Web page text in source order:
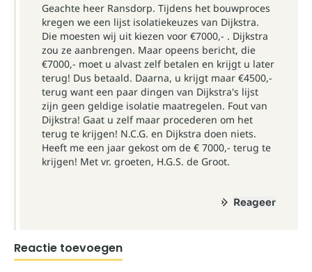
Geachte heer Ransdorp. Tijdens het bouwproces
kregen we een lijst isolatiekeuzes van Dijkstra.
Die moesten wij uit kiezen voor €7000,- . Dijkstra
zou ze aanbrengen. Maar opeens bericht, die
€7000,- moet u alvast zelf betalen en krijgt u later
terug! Dus betaald. Daarna, u krijgt maar €4500,-
terug want een paar dingen van Dijkstra's lijst
zijn geen geldige isolatie maatregelen. Fout van
Dijkstra! Gaat u zelf maar procederen om het
terug te krijgen! N.C.G. en Dijkstra doen niets.
Heeft me een jaar gekost om de € 7000,- terug te
krijgen! Met vr. groeten, H.G.S. de Groot.
Reageer
Reactie toevoegen